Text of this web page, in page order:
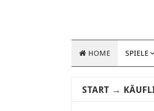
HOME SPIELE
START →